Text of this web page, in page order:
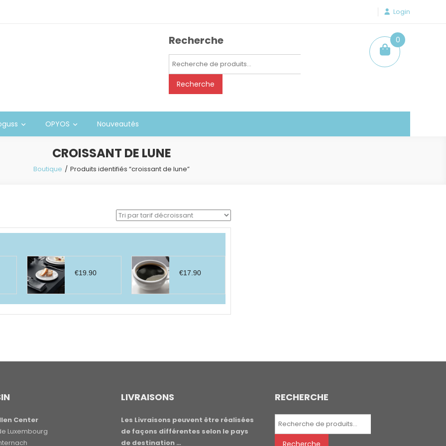
Login
Recherche
Recherche
Recherche
0
item
OPYOS Nouveautés
CROISSANT DE LUNE
Boutique Produits identifiés “croissant de lune”
€19.90 €17.90
Center
Luxembourg
LIVRAISONS
Les Livraisons peuvent être réalisées
de façons différentes selon le pays
de destination …
RECHERCHE
Recherche
Recherche